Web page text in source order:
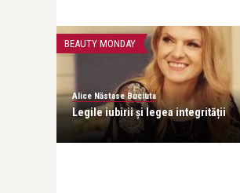
BEAUTY MONDAY
Alice Năstase Buciuta
Legile iubirii și legea integrității